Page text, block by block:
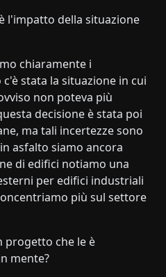
l'impatto della situazione
chiaramente i
stata la situazione in cui
non poteva più
decisione è stata poi
ma tali incertezze sono
asfalto siamo ancora
di edifici notiamo una
per edifici industriali
più sul settore
progetto che le è
mente?